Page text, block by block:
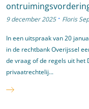
9 december 2025 · Floris
In een uitspraak van 20
in de rechtbank Overijssel
de vraag of de regels uit het
privaatrechtelij...